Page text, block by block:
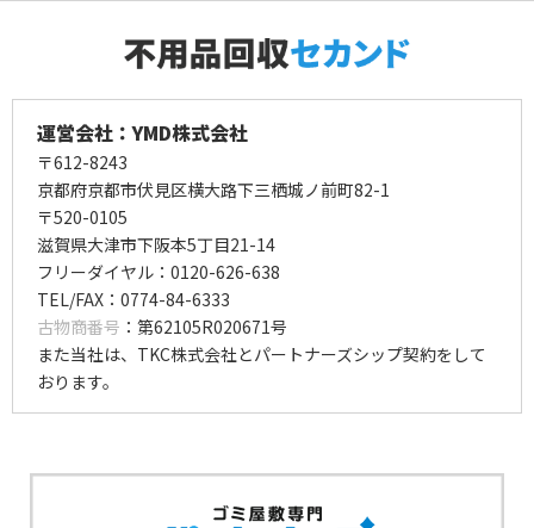
運営会社：YMD株式会社
〒612-8243
京都府京都市伏見区横大路下三栖城ノ前町82-1
〒520-0105
滋賀県大津市下阪本5丁目21-14
フリーダイヤル：0120-626-638
TEL/FAX：0774-84-6333
古物商番号 ：第62105R020671号
また当社は、TKC株式会社とパートナーズシップ契約をして
おります。